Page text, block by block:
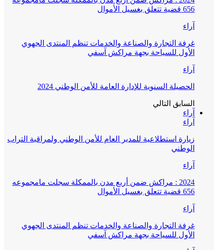
656 قضية تتعلق بغسيل الأموال
آراء
غرفة التجارة والصناعة والخدمات تنظم المنتدى الجهوي
الأول للسياحة بجهة مراكش آسفي
آراء
الحصيلة السنوية للإدارة العامة للأمن الوطني 2024
السابق التالي
آراء
آراء
زيارة استطلاعية للمدير العام للأمن الوطني ولمراقبة التراب
الوطني
آراء
2024 : مراكش ضمن أربع مدن بالممكلة سجلت مامجموعه
656 قضية تتعلق بغسيل الأموال
آراء
غرفة التجارة والصناعة والخدمات تنظم المنتدى الجهوي
الأول للسياحة بجهة مراكش آسفي